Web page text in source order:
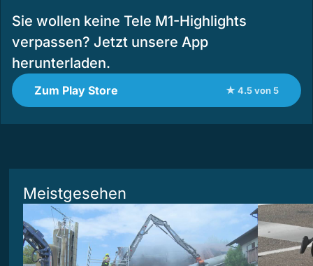
Sie wollen keine Tele M1-Highlights
verpassen? Jetzt unsere App
herunterladen.
Zum Play Store ★ 4.5 von 5
Meistgesehen